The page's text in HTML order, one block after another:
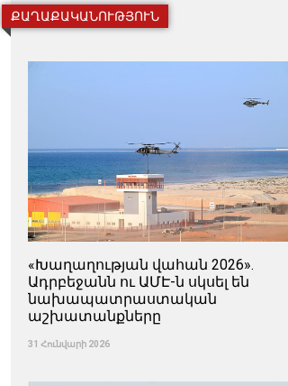
ՔԱՂԱՔԱԿԱՆՈՒԹՅՈՒՆ
«Խաղաղության վահան 2026».
Ադրբեջանն ու ԱՄԷ-ն սկսել են
նախապատրաստական ​​
աշխատանքները
31 Հունվարի 2026